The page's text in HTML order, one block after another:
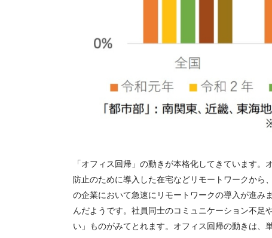
「オフィス回帰」の動きが本格化してきています
防止のために導入した在宅などリモートワークから
の企業において急速にリモートワークの導入が進み
んだようです。社員同士のコミュニケーション不足
い」ものがみてとれます。オフィス回帰の動きは、